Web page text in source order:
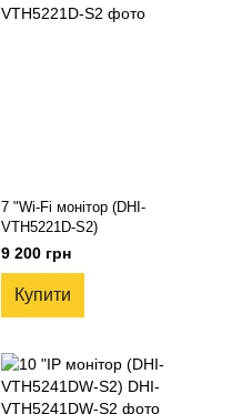
7 "Wi-Fi монітор (DHI-
VTH5221D-S2)
9 200 грн
Купити